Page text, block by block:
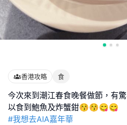
香港攻略 食
今次來到潮江春食晚餐做節，有
#我想去AIA嘉年華